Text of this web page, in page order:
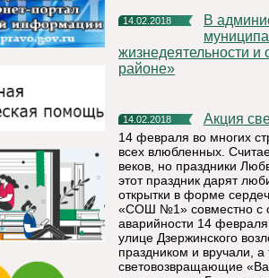
14.02.2018
В администрации МР «Княжпогостский» утверждена
жизнедеятельности
районе»
14.02.2018 Акция
14 февраля во многих
всех влюбленных.
веков, но праздники
этот праздник дарят
открытки в форме
«СОШ №1» совместно с
аварийности 14
улице Дзержинского
праздником и вручали,
световозвращающие